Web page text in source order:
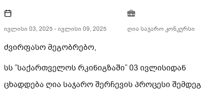
ივლისი 03, 2025 -ივლისი 09, 2025 ღია საჯარო კონკურსი
ძვირფასო მეგობრებო,
სს ”საქართველოს რკინიგზაში” 03 ივლისიდან
ცხადდება ღია საჯარო შერჩევის პროცესი შემდეგ